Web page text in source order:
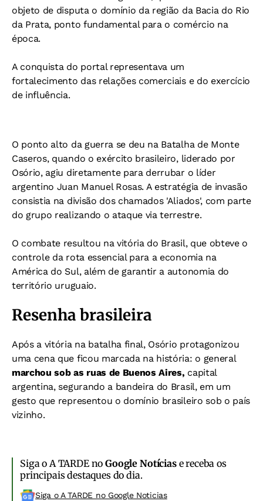
objeto de disputa o domínio da região da Bacia do Rio
da Prata, ponto fundamental para o comércio na
época.
A conquista do portal representava um
fortalecimento das relações comerciais e do exercício
de influência.
O ponto alto da guerra se deu na Batalha de Monte
Caseros, quando o exército brasileiro, liderado por
Osório, agiu diretamente para derrubar o líder
argentino Juan Manuel Rosas. A estratégia de invasão
consistia na divisão dos chamados 'Aliados', com parte
do grupo realizando o ataque via terrestre.
O combate resultou na vitória do Brasil, que obteve o
controle da rota essencial para a economia na
América do Sul, além de garantir a autonomia do
território uruguaio.
Resenha brasileira
Após a vitória na batalha final, Osório protagonizou
uma cena que ficou marcada na história: o general
marchou sob as ruas de Buenos Aires, capital
argentina, segurando a bandeira do Brasil, em um
gesto que representou o domínio brasileiro sob o país
vizinho.
Siga o A TARDE noGoogle Notíciase receba os
principais destaques do dia.
Siga o A TARDE no Google Noticias